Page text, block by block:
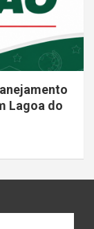
Lagoa do